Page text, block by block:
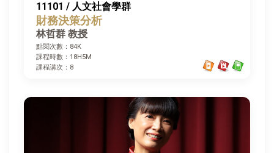
11101 / 人文社會學群
財務決策分析
林哲群 教授
點閱次數：84K
課程時數：18H5M
課程講次：8